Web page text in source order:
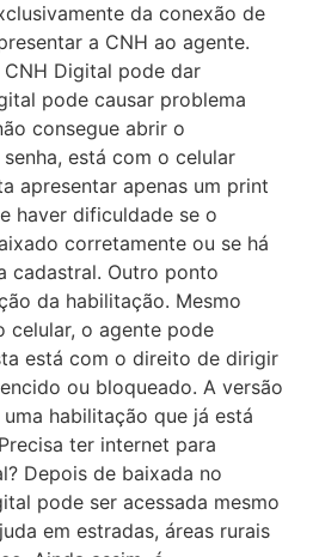
da conexão de
a CNH ao agente.
Digital pode dar
pode causar problema
consegue abrir o
está com o celular
apresentar apenas um print
haver dificuldade se o
corretamente ou se há
cadastral. Outro ponto
da habilitação. Mesmo
celular, o agente pode
está com o direito de dirigir
ou bloqueado. A versão
habilitação que já está
ter internet para
Depois de baixada no
pode ser acessada mesmo
em estradas, áreas rurais